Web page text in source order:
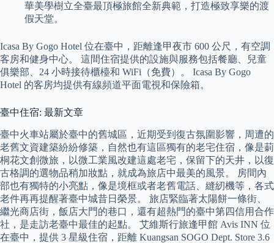
華美學樹立全臺最頂極旅館全新典範，打造極致享樂的渡
假天堂。
Icasa By Gogo Hotel 位在臺中，距離逢甲夜市 600 公尺，有空調
客房和健身中心。 這間住宿提供的設施與服務包括餐廳、兒童
俱樂部、24 小時接待櫃檯和 WiFi（免費）。 Icasa By Gogo
Hotel 的客房均提供有線頻道平面電視和保險箱。
臺中住宿: 最新文章
臺中火車站屬於臺中的舊城區，近期受到復古氛圍影響，周遭的
老舊文資建築紛紛修築，自然也有這區獨有的老宅住宿，像是莿
桐花文創微旅，以微工業風改建這處老宅，保留下的天井，以復
古格調的選物品稍加妝點，就成為旅店中最美的風景。 房間內
部也有獨特的小亮點，像是境框或者老舊電話、縫紉機等，各式
老件再再提醒著臺中城昔日榮景。 旅店緊臨著太陽餅一條街、
繼光商店街，飯店大門的巷口，還有超熱門的臺中第四信用合作
社，是走訪老臺中最佳的起點。 艾維斯行旅逢甲館 Avis INN 位
在臺中，提供 3 星級住宿，距離 Kuangsan SOGO Dept. Store 3.6